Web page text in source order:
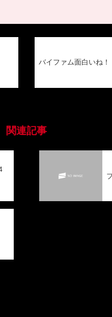
バイファム面白いね！
関連記事